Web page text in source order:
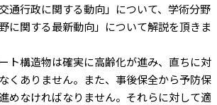
通行政に関する動向」について、学術分野
に関する最新動向」について解説を頂きま
ト構造物は確実に高齢化が進み、直ちに対
くありません。また、事後保全から予防保
めなければなりません。それらに対して適